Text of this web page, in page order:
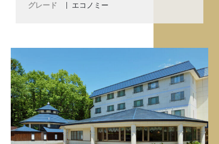
グレード
エコノミー